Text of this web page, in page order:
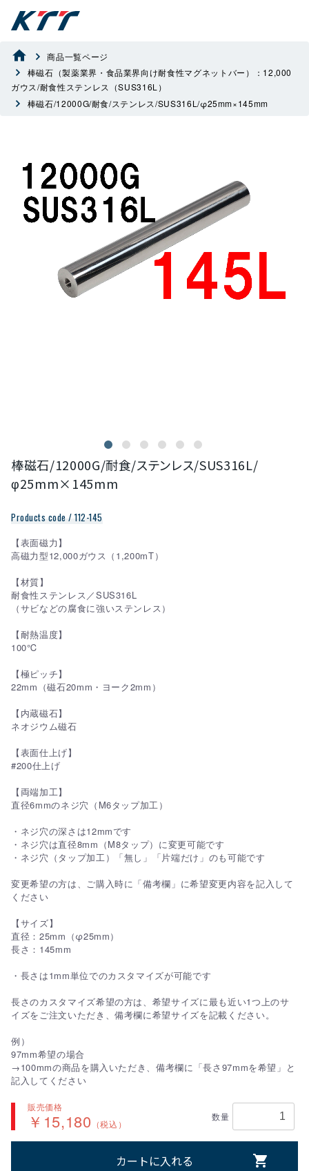
商品一覧ページ
棒磁石（製薬業界・食品業界向け耐食性マグネットバー）：12,000
ガウス/耐食性ステンレス（SUS316L）
棒磁石/12000G/耐食/ステンレス/SUS316L/φ25mm×145mm
棒磁石/12000G/耐食/ステンレス/SUS316L/
φ25mm×145mm
Products code / 112-145
【表面磁力】
高磁力型12,000ガウス（1,200mT）
【材質】
耐食性ステンレス／SUS316L
（サビなどの腐食に強いステンレス）
【耐熱温度】
100℃
【極ピッチ】
22mm（磁石20mm・ヨーク2mm）
【内蔵磁石】
ネオジウム磁石
【表面仕上げ】
#200仕上げ
【両端加工】
直径6mmのネジ穴（M6タップ加工）
・ネジ穴の深さは12mmです
・ネジ穴は直径8mm（M8タップ）に変更可能です
・ネジ穴（タップ加工）「無し」「片端だけ」のも可能です
変更希望の方は、ご購入時に「備考欄」に希望変更内容を記入して
ください
【サイズ】
直径：25mm（φ25mm）
長さ：145mm
・長さは1mm単位でのカスタマイズが可能です
長さのカスタマイズ希望の方は、希望サイズに最も近い1つ上のサ
イズをご注文いただき、備考欄に希望サイズを記載ください。
例）
97mm希望の場合
→100mmの商品を購入いただき、備考欄に「長さ97mmを希望」と
記入してください
販売価格
￥15,180 （税込）
数量
カートに入れる